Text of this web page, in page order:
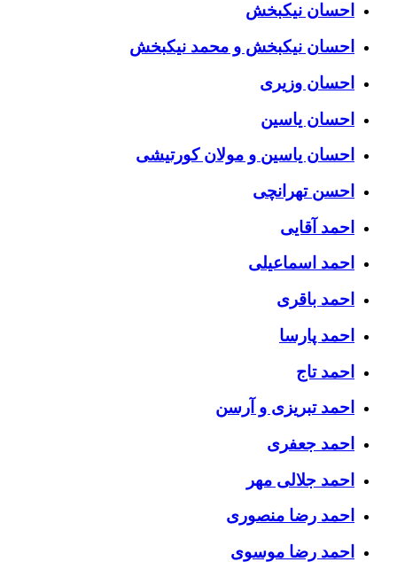
احسان نیکبخش
احسان نیکبخش و محمد نیکبخش
احسان وزیری
احسان یاسین
احسان یاسین و مولان کورتیشی
احسن تهرانچی
احمد آقایی
احمد اسماعیلی
احمد باقری
احمد پارسا
احمد تاج
احمد تبریزی و آرسن
احمد جعفری
احمد جلالی مهر
احمد رضا منصوری
احمد رضا موسوی